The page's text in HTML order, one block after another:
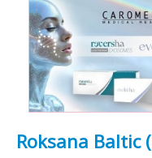
Roksana Baltic